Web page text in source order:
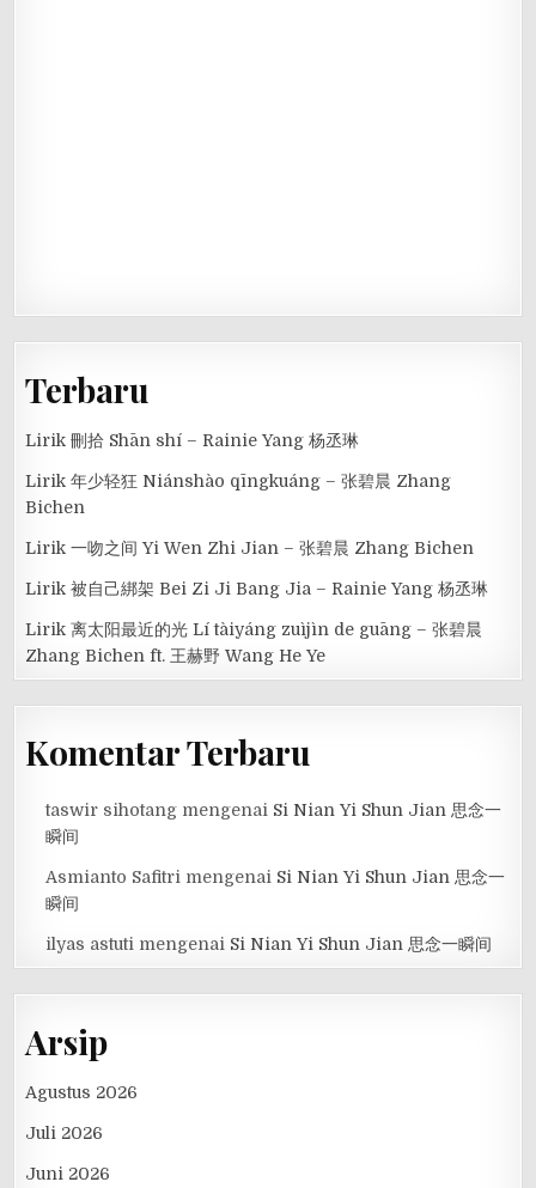
Terbaru
Lirik 刪拾 Shān shí – Rainie Yang 杨丞琳
Lirik 年少轻狂 Niánshào qīngkuáng – 张碧晨 Zhang
Bichen
Lirik 一吻之间 Yi Wen Zhi Jian – 张碧晨 Zhang Bichen
Lirik 被自己綁架 Bei Zi Ji Bang Jia – Rainie Yang 杨丞琳
Lirik 离太阳最近的光 Lí tàiyáng zuìjìn de guāng – 张碧晨
Zhang Bichen ft. 王赫野 Wang He Ye
Komentar Terbaru
taswir sihotang mengenai Si Nian Yi Shun Jian 思念一
瞬间
Asmianto Safitri mengenai Si Nian Yi Shun Jian 思念一
瞬间
ilyas astuti mengenai Si Nian Yi Shun Jian 思念一瞬间
Arsip
Agustus 2026
Juli 2026
Juni 2026